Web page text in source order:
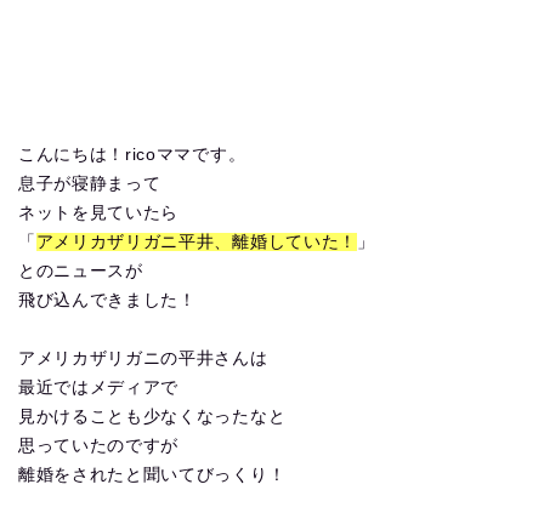
こんにちは！ricoママです。
息子が寝静まって
ネットを見ていたら
「 アメリカザリガニ平井、離婚していた！
」
とのニュースが
飛び込んできました！
アメリカザリガニの平井さんは
最近ではメディアで
見かけることも少なくなったなと
思っていたのですが
離婚をされたと聞いてびっくり！